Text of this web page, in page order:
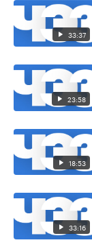
33:37
23:58
18:53
33:16